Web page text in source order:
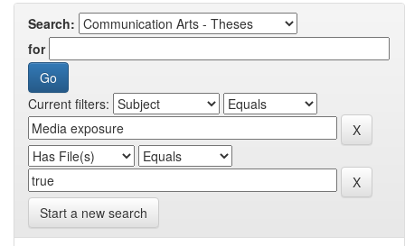
Search:
for
Current filters:
Start a new search